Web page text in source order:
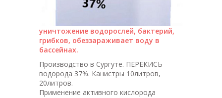
уничтожение водорослей, бактерий,
грибков, обеззараживает воду в
бассейнах.
Производство в Сургуте. ПЕРЕКИСЬ
водорода 37%. Канистры 10литров,
20литров.
Применение активного кислорода